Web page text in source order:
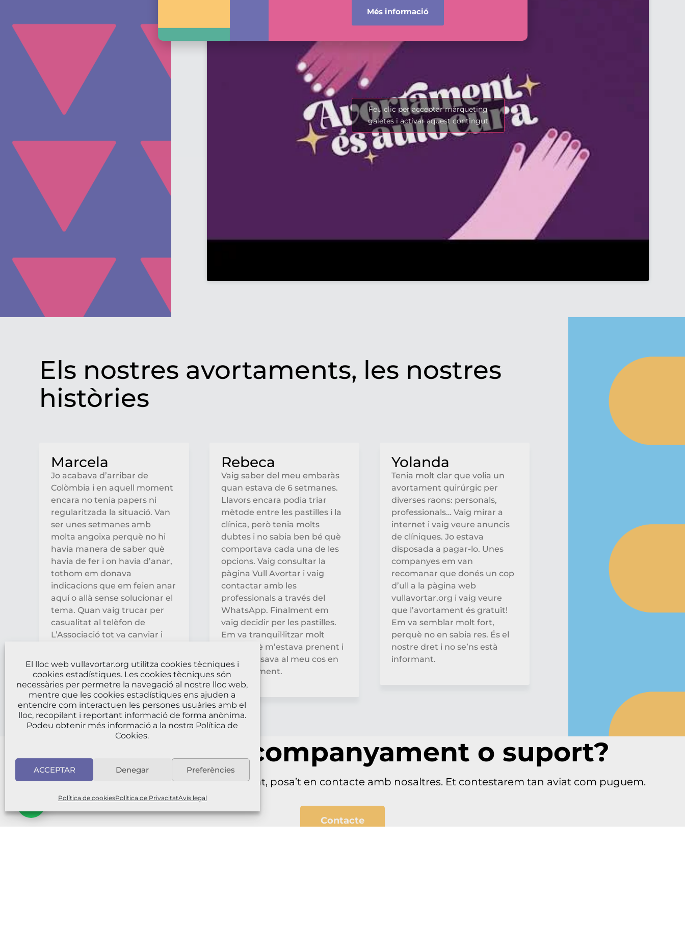
El lloc web vullavortar.org utilitza cookies tècniques i
cookies estadístiques. Les cookies tècniques són
necessàries per permetre la navegació al nostre lloc web,
mentre que les cookies estadístiques ens ajuden a
entendre com interactuen les persones usuàries amb el
lloc, recopilant i reportant informació de forma anònima.
Podeu obtenir més informació a la nostra Política de
Cookies.
ACCEPTAR Denegar Preferències
Política de cookiesPolítica de PrivacitatAvís legal
Feu clic per acceptar màrqueting
galetes i activar aquest contingut
Els nostres avortaments, les nostres
històries
Marcela
Jo acabava d’arribar de
Colòmbia i en aquell moment
encara no tenia papers ni
regularitzada la situació. Van
ser unes setmanes amb
molta angoixa perquè no hi
havia manera de saber què
havia de fer i on havia d’anar,
tothom em donava
indicacions que em feien anar
aquí o allà sense solucionar el
tema. Quan vaig trucar per
casualitat al telèfon de
L’Associació tot va canviar i
una setmana ja havia avortat
i els estic molt agraïda.
Rebeca
Vaig saber del meu embaràs
quan estava de 6 setmanes.
Llavors encara podia triar
mètode entre les pastilles i la
clínica, però tenia molts
dubtes i no sabia ben bé què
comportava cada una de les
opcions. Vaig consultar la
pàgina Vull Avortar i vaig
contactar amb les
professionals a través del
WhatsApp. Finalment em
vaig decidir per les pastilles.
Em va tranquil·litzar molt
saber què m’estava prenent i
què li passava al meu cos en
cada moment.
Yolanda
Tenia molt clar que volia un
avortament quirúrgic per
diverses raons: personals,
professionals… Vaig mirar a
internet i vaig veure anuncis
de clíniques. Jo estava
disposada a pagar-lo. Unes
companyes em van
recomanar que donés un cop
d’ull a la pàgina web
vullavortar.org i vaig veure
que l’avortament és gratuït!
Em va semblar molt fort,
perquè no en sabia res. És el
nostre dret i no se’ns està
informant.
Necessites acompanyament o suport?
Si tens dubtes o vols rebre acompanyament, posa’t en contacte amb nosaltres. Et contestarem tan aviat com puguem.
Contacte
Més informació